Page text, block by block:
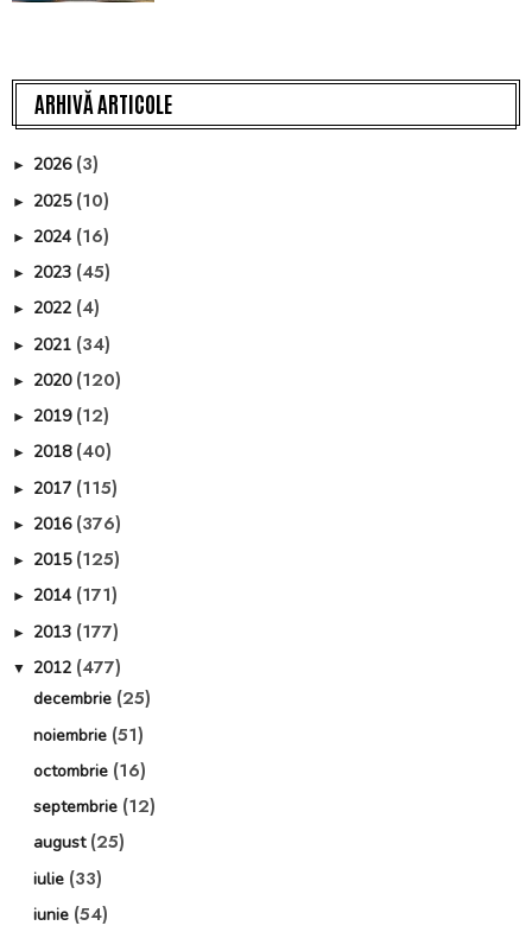
ARHIVĂ ARTICOLE
► 2026 (3)
► 2025 (10)
► 2024 (16)
► 2023 (45)
► 2022 (4)
► 2021 (34)
► 2020 (120)
► 2019 (12)
► 2018 (40)
► 2017 (115)
► 2016 (376)
► 2015 (125)
► 2014 (171)
► 2013 (177)
▼ 2012 (477)
decembrie (25)
noiembrie (51)
octombrie (16)
septembrie (12)
august (25)
iulie (33)
iunie (54)